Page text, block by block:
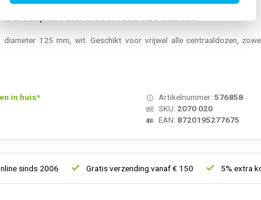
afdekplaat universeel rond 125 mm wit
diameter 125 mm, wit. Geschikt voor vrijwel alle centraaldozen,
Artikelnummer:576858
SKU: 2070 020
EAN: 8720195277675
in huis*
sinds 2006 Gratis verzending vanaf € 150 5% extra